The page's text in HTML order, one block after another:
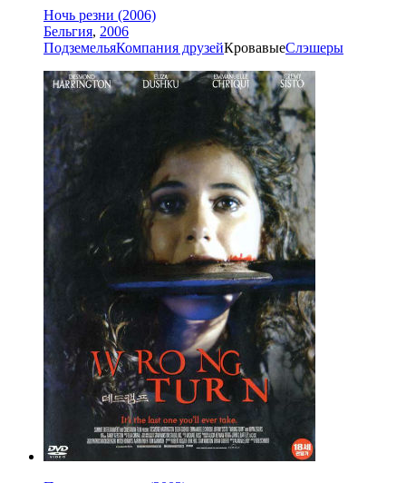
Ночь резни (2006)
Бельгия, 2006
ПодземельяКомпания друзейКровавыеСлэшеры